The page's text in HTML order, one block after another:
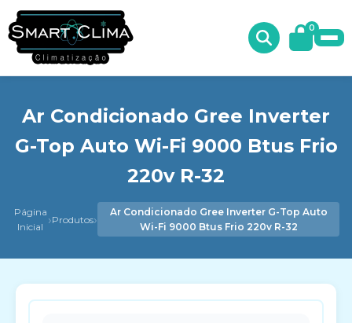
0
Ar Condicionado Gree Inverter
G-Top Auto Wi-Fi 9000 Btus Frio
220v R-32
Página
Inicial ›Produtos›
Ar Condicionado Gree Inverter G-Top Auto
Wi-Fi 9000 Btus Frio 220v R-32